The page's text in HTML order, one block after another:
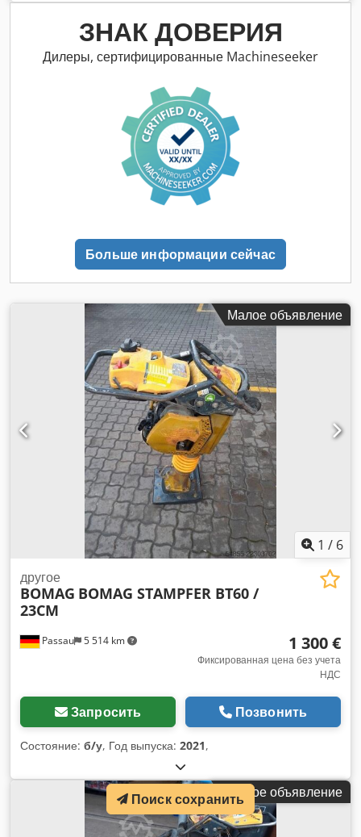
ЗНАК ДОВЕРИЯ
Дилеры, сертифицированные Machineseeker
Больше информации сейчас
Малое объявление
1 / 6
Passau 5 514 km
другое
BOMAG BOMAG STAMPFER BT60 /
23CM
1 300 €
Фиксированная цена без учета
НДС
Запросить Позвонить
Состояние: б/у, Год выпуска: 2021,
Малое объявление
Поиск сохранить